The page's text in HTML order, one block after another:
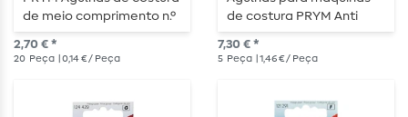
de meio comprimento n.º
3-7 - 20 unidades
2,70 € *
20 Peça | 0,14 € / Peça
de costura PRYM Anti
Glue 75-100 - 5 peças
7,30 € *
5 Peça | 1,46 € / Peça